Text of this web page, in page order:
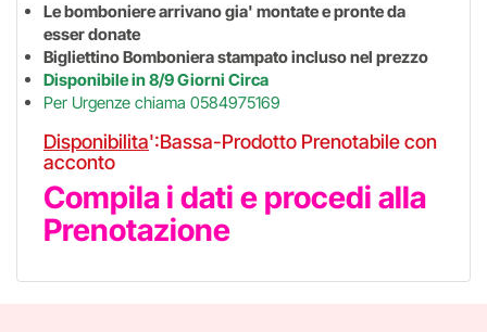
Le bomboniere arrivano gia' montate e pronte da
esser donate
Bigliettino Bomboniera stampato incluso nel prezzo
Disponibile in 8/9 Giorni Circa
Per Urgenze chiama 0584975169
Disponibilita':Bassa-Prodotto Prenotabile con
acconto
Compila i dati e procedi alla
Prenotazione